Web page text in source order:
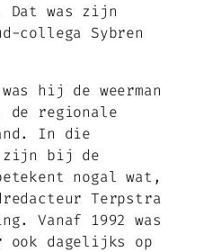
was zijn
collega Sybren
hij de weerman
de regionale
In die
zijn bij de
nogal wat,
Terpstra
Vanaf 1992 was
ook dagelijks op